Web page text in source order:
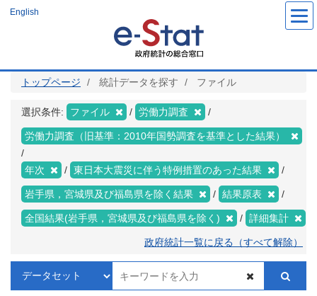
ツ
English
トップページ 統計データを探す ファイル
選択条件: ファイル 労働力調査
労働力調査（旧基準：2010年国勢調査を基準とした結果）
年次 東日本大震災に伴う特例措置のあった結果
岩手県，宮城県及び福島県を除く結果 結果原表
全国結果(岩手県，宮城県及び福島県を除く) 詳細集計
政府統計一覧に戻る（すべて解除）